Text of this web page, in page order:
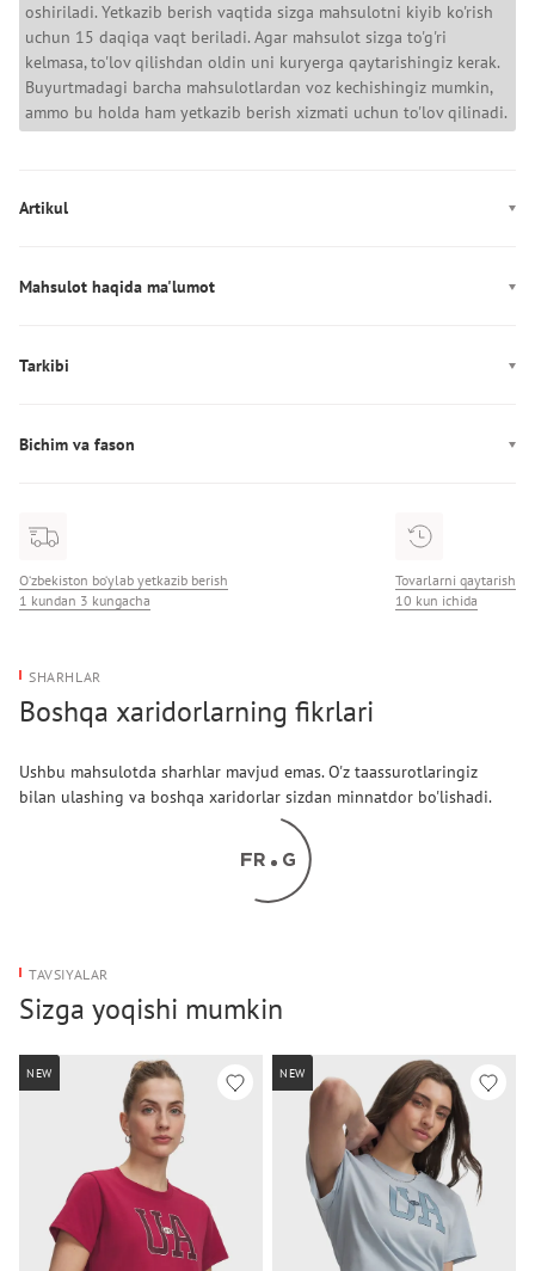
oshiriladi. Yetkazib berish vaqtida sizga mahsulotni kiyib ko'rish
uchun 15 daqiqa vaqt beriladi. Agar mahsulot sizga to'g'ri
kelmasa, to'lov qilishdan oldin uni kuryerga qaytarishingiz kerak.
Buyurtmadagi barcha mahsulotlardan voz kechishingiz mumkin,
ammo bu holda ham yetkazib berish xizmati uchun to'lov qilinadi.
Artikul
Mahsulot haqida ma'lumot
Mahkamlagich: Tugmalar
Tarkibi
Bichim va fason
O‘zbekiston bo‘ylab yetkazib berish
1 kundan 3 kungacha
Tovarlarni qaytarish
10 kun ichida
SHARHLAR
Boshqa xaridorlarning fikrlari
Ushbu mahsulotda sharhlar mavjud emas. O'z taassurotlaringiz
bilan ulashing va boshqa xaridorlar sizdan minnatdor bo'lishadi.
TAVSIYALAR
Sizga yoqishi mumkin
NEW NEW